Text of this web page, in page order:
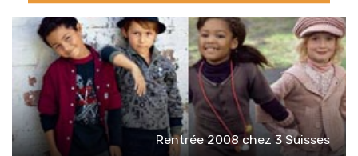
Rentrée 2008 chez 3 Suisses